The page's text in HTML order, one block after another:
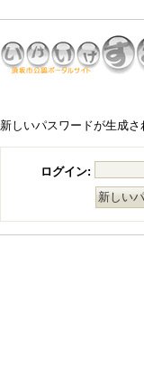
新しいパスワードが生成
ログイン: